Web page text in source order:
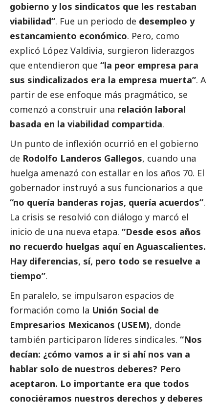
gobierno y los sindicatos que les restaban
viabilidad”. Fue un periodo de desempleo y
estancamiento económico. Pero, como
explicó López Valdivia, surgieron liderazgos
que entendieron que “la peor empresa para
sus sindicalizados era la empresa muerta”. A
partir de ese enfoque más pragmático, se
comenzó a construir una relación laboral
basada en la viabilidad compartida.
Un punto de inflexión ocurrió en el gobierno
de Rodolfo Landeros Gallegos, cuando una
huelga amenazó con estallar en los años 70. El
gobernador instruyó a sus funcionarios a que
“no quería banderas rojas, quería acuerdos”.
La crisis se resolvió con diálogo y marcó el
inicio de una nueva etapa. “Desde esos años
no recuerdo huelgas aquí en Aguascalientes.
Hay diferencias, sí, pero todo se resuelve a
tiempo”.
En paralelo, se impulsaron espacios de
formación como la Unión Social de
Empresarios Mexicanos (USEM), donde
también participaron líderes sindicales. “Nos
decían: ¿cómo vamos a ir si ahí nos van a
hablar solo de nuestros deberes? Pero
aceptaron. Lo importante era que todos
conociéramos nuestros derechos y deberes